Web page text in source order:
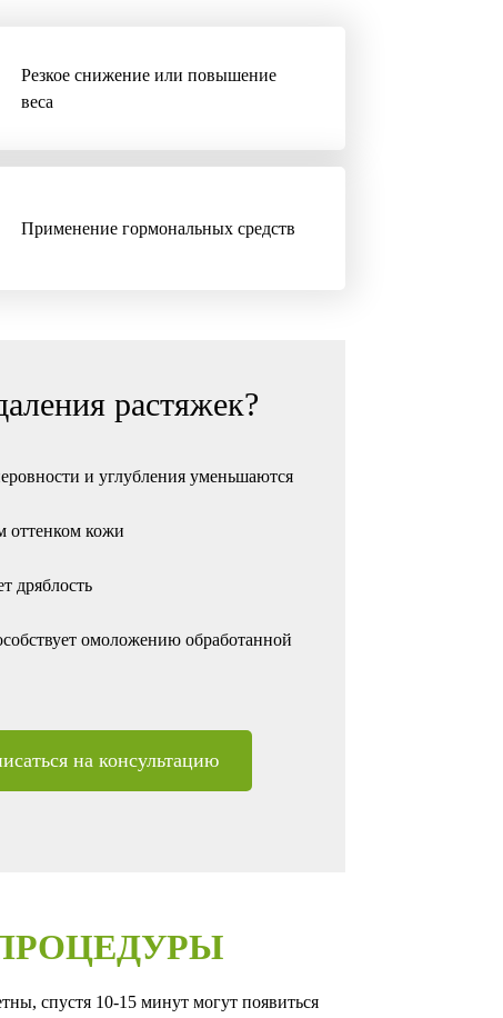
Резкое снижение или повышение
веса
Применение гормональных средств
растяжек?
и углубления уменьшаются
оттенком кожи
дряблость
омоложению обработанной
на консультацию
спустя 10-15 минут могут появиться